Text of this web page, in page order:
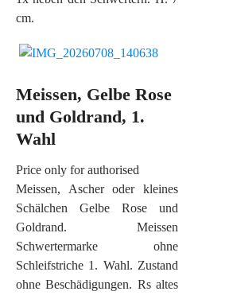
cm.
Meissen, Gelbe Rose
und Goldrand, 1.
Wahl
Price only for authorised
Meissen, Ascher oder kleines
Schälchen Gelbe Rose und
Goldrand. Meissen
Schwertermarke ohne
Schleifstriche 1. Wahl. Zustand
ohne Beschädigungen. Rs altes